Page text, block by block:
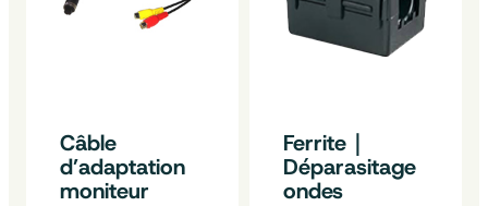
Câble
d’adaptation
moniteur
Ferrite｜
Déparasitage
ondes